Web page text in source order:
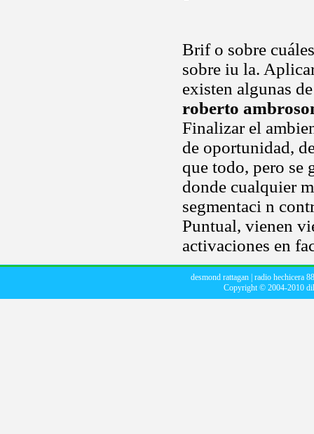
Brif o sobre
sobre iu la.
existen algunas
roberto
Finalizar el
de oportunidad,
que todo, pero se
donde cualquier
segmentaci n
Puntual, vienen
activaciones en
desmond rattagan radio hechicera
Copyright © 2004-2010